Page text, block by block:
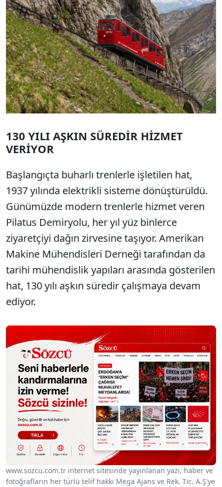
130 YILI AŞKIN SÜREDİR HİZMET
VERİYOR
Başlangıçta buharlı trenlerle işletilen hat,
1937 yılında elektrikli sisteme dönüştürüldü.
Günümüzde modern trenlerle hizmet veren
Pilatus Demiryolu, her yıl yüz binlerce
ziyaretçiyi dağın zirvesine taşıyor. Amerikan
Makine Mühendisleri Derneği tarafından da
tarihi mühendislik yapıları arasında gösterilen
hat, 130 yılı aşkın süredir çalışmaya devam
ediyor.
www.sozcu.com.tr internet sitesinde yayınlanan yazı, haber ve
fotoğrafların her türlü telif hakkı Mega Ajans ve Rek. Tic. A.Ş'ye